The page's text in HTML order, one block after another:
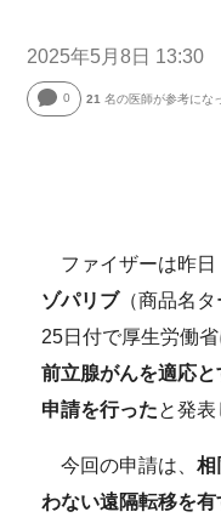
2025年5月8日 13:30
0 21 名の医師が参考にな
ファイザーは昨日
ゾパリブ（商品名タ
25日付で厚生労働
前立腺がんを適応
申請を行ったと発表
今回の申請は、相
わない遠隔転移を